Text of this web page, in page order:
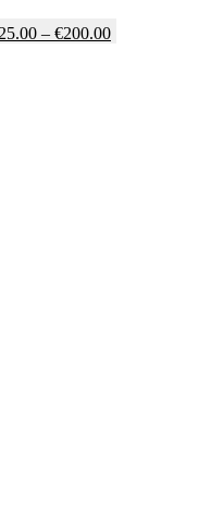
– €200.00